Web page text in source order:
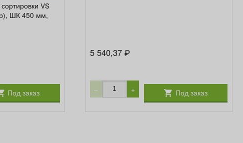
VS
ШК 450 мм,
Под заказ
5 540,37 ₽
− + Под заказ